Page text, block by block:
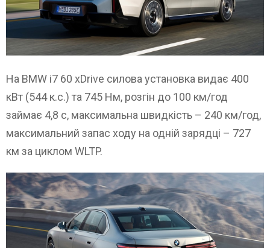
На BMW i7 60 xDrive силова установка видає 400
кВт (544 к.с.) та 745 Нм, розгін до 100 км/год
займає 4,8 с, максимальна швидкість – 240 км/год,
максимальний запас ходу на одній зарядці – 727
км за циклом WLTP.